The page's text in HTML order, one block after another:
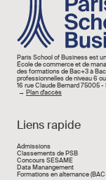
Paris School of Business est
École de commerce et de
des formations de Bac+3 à
professionnelles de niveau 6
16 rue Claude Bernard 75005
→ Plan d'accès
Liens rapide
Liens
Admissions
Classements de PSB
Concours SESAME
Data Manangement
Formations en alternance